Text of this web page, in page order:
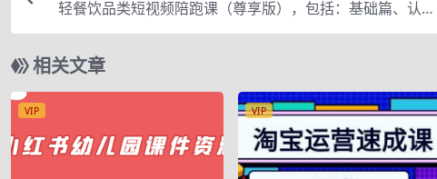
轻餐饮品类短视频陪跑课（尊享版），包括：基础篇、认知
篇、算法篇、定位篇、对标…
相关文章
VIP VIP